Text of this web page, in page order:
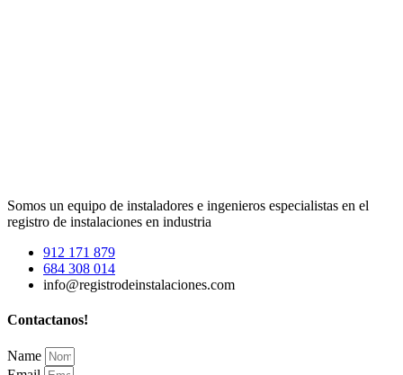
Somos un equipo de instaladores e ingenieros especialistas en el
registro de instalaciones en industria
912 171 879
684 308 014
info@registrodeinstalaciones.com
Contactanos!
Name